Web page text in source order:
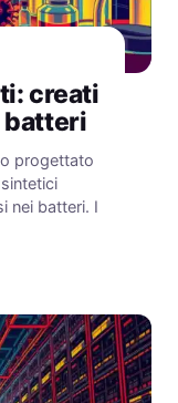
creati
batteri
progettato
nei batteri. I